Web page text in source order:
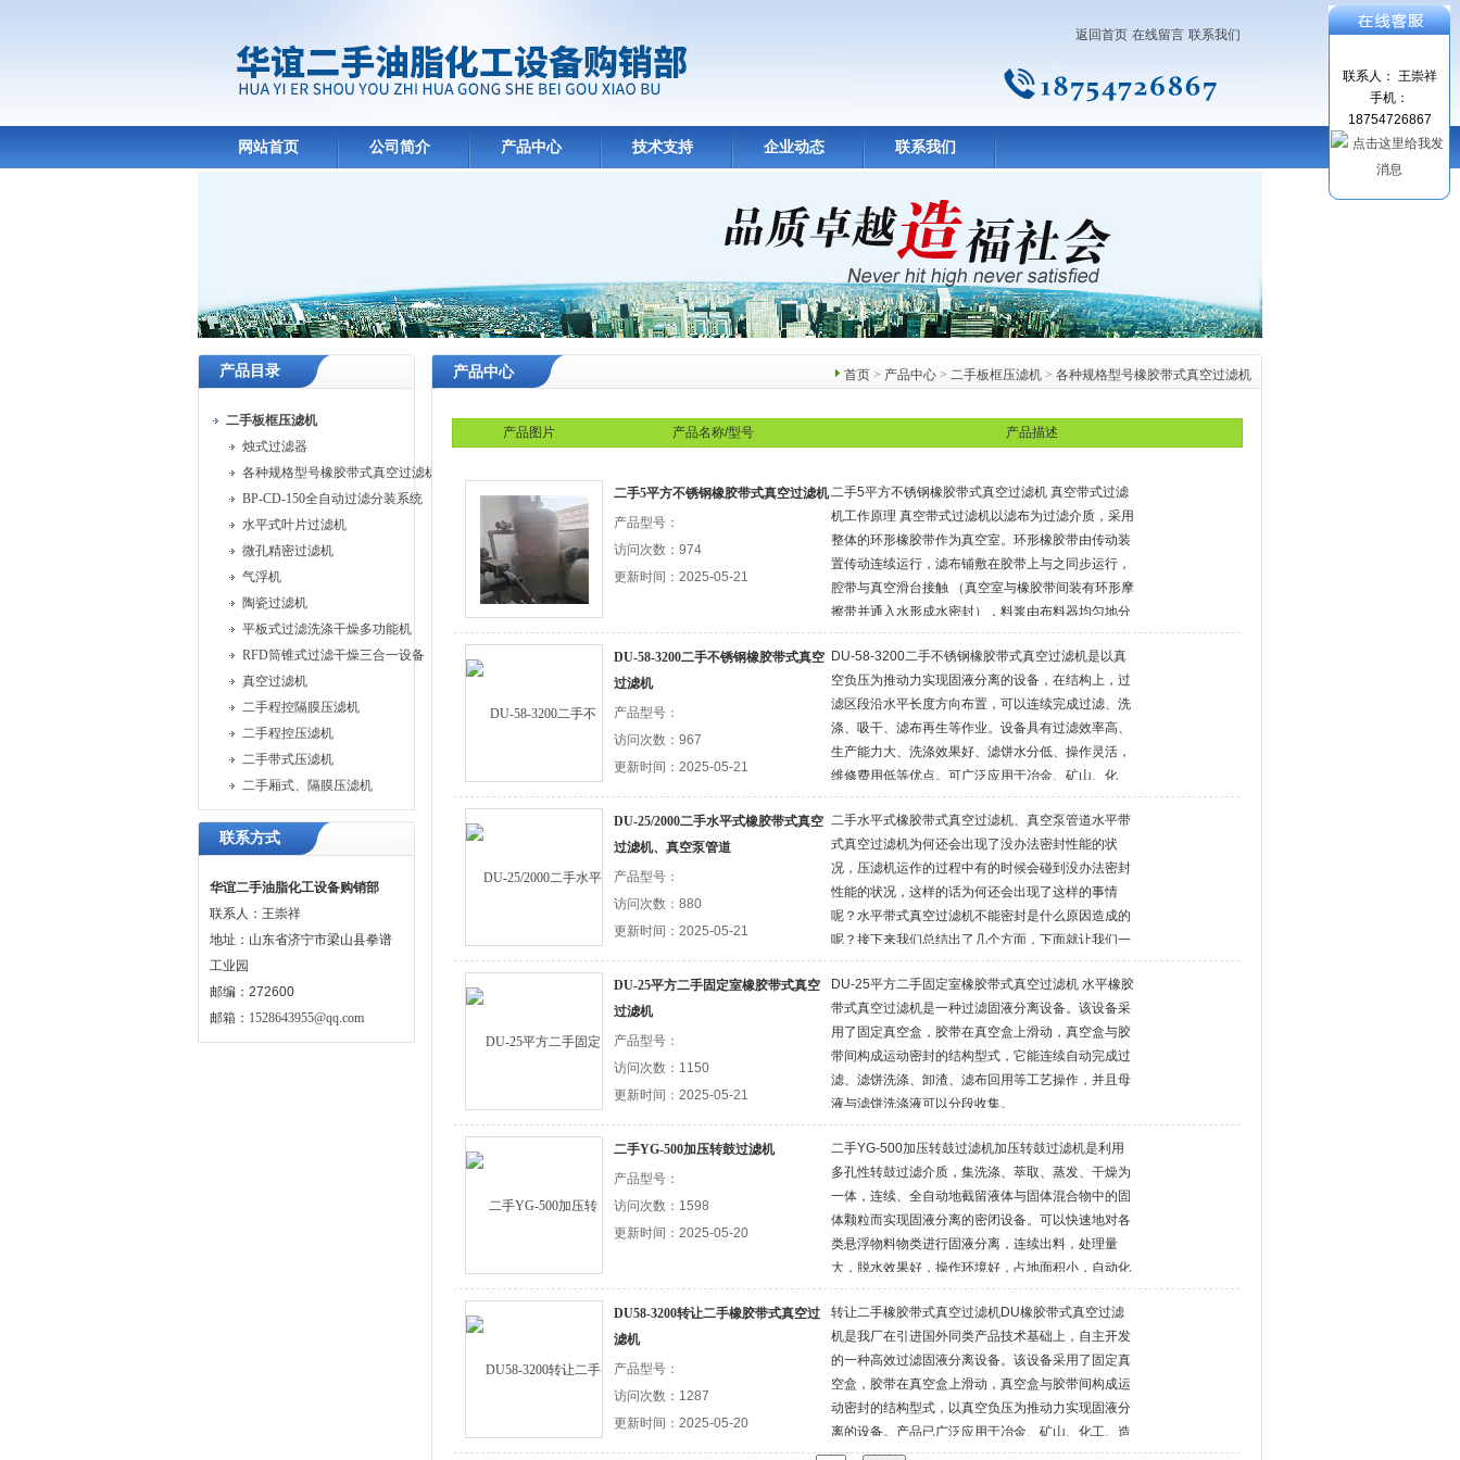
返回首页 在线留言 联系我们
网站首页 公司简介 产品中心 技术支持 企业动态 联系我们
产品目录
二手板框压滤机
烛式过滤器
各种规格型号橡胶带式真空过滤机
BP-CD-150全自动过滤分装系统
水平式叶片过滤机
微孔精密过滤机
气浮机
陶瓷过滤机
平板式过滤洗涤干燥多功能机
RFD筒锥式过滤干燥三合一设备
真空过滤机
二手程控隔膜压滤机
二手程控压滤机
二手带式压滤机
二手厢式、隔膜压滤机
联系方式
华谊二手油脂化工设备购销部
联系人：王崇祥
地址：山东省济宁市梁山县拳谱
工业园
邮编：272600
邮箱： 1528643955@qq.com
首页 > 产品中心 > 二手板框压滤机 > 各种规格型号橡胶带式真空过滤机
产品中心
产品图片 产品名称/型号 产品描述
二手5平方不锈钢橡胶带式真空过滤机
产品型号：
访问次数：974
更新时间：2025-05-21
二手5平方不锈钢橡胶带式真空过滤机 真空带式过滤
机工作原理 真空带式过滤机以滤布为过滤介质，采用
整体的环形橡胶带作为真空室。环形橡胶带由传动装
置传动连续运行，滤布铺敷在胶带上与之同步运行，
腔带与真空滑台接触 （真空室与橡胶带间装有环形摩
擦带并通入水形成水密封），料浆由布料器均匀地分
布在滤布上。当真空室接通真空系统时，在橡胶带上
形成真空抽滤区
DU-58-3200二手不锈钢橡胶带式真空
过滤机
产品型号：
访问次数：967
更新时间：2025-05-21
DU-58-3200二手不锈钢橡胶带式真空过滤机是以真
空负压为推动力实现固液分离的设备，在结构上，过
滤区段沿水平长度方向布置，可以连续完成过滤、洗
涤、吸干、滤布再生等作业。设备具有过滤效率高、
生产能力大、洗涤效果好、滤饼水分低、操作灵活，
维修费用低等优点。可广泛应用于冶金、矿山、化
工、造纸、食品、制药、环保等领域中的固液分离，
尤其在烟气脱硫中的石膏脱水方面(FGD)有良好的应
用。
DU-25/2000二手水平式橡胶带式真空
过滤机、真空泵管道
产品型号：
访问次数：880
更新时间：2025-05-21
二手水平式橡胶带式真空过滤机、真空泵管道水平带
式真空过滤机为何还会出现了没办法密封性能的状
况，压滤机运作的过程中有的时候会碰到没办法密封
性能的状况，这样的话为何还会出现了这样的事情
呢？水平带式真空过滤机不能密封是什么原因造成的
呢？接下来我们总结出了几个方面，下面就让我们一
起来了解下相关的内容吧。
DU-25平方二手固定室橡胶带式真空
过滤机
产品型号：
访问次数：1150
更新时间：2025-05-21
DU-25平方二手固定室橡胶带式真空过滤机 水平橡胶
带式真空过滤机是一种过滤固液分离设备。该设备采
用了固定真空盒，胶带在真空盒上滑动，真空盒与胶
带间构成运动密封的结构型式，它能连续自动完成过
滤、滤饼洗涤、卸渣、滤布回用等工艺操作，并且母
液与滤饼洗涤液可以分段收集。
二手YG-500加压转鼓过滤机
产品型号：
访问次数：1598
更新时间：2025-05-20
二手YG-500加压转鼓过滤机加压转鼓过滤机是利用
多孔性转鼓过滤介质，集洗涤、萃取、蒸发、干燥为
一体，连续、全自动地截留液体与固体混合物中的固
体颗粒而实现固液分离的密闭设备。可以快速地对各
类悬浮物料物类进行固液分离，连续出料，处理量
大，脱水效果好，操作环境好，占地面积小，自动化
程度高。要求。
DU58-3200转让二手橡胶带式真空过
滤机
产品型号：
访问次数：1287
更新时间：2025-05-20
转让二手橡胶带式真空过滤机DU橡胶带式真空过滤
机是我厂在引进国外同类产品技术基础上，自主开发
的一种高效过滤固液分离设备。该设备采用了固定真
空盒，胶带在真空盒上滑动，真空盒与胶带间构成运
动密封的结构型式，以真空负压为推动力实现固液分
离的设备。产品已广泛应用于冶金、矿山、化工、造
纸、食品、制药、洗煤、环保等领域中的固液分离，
联系人： 王崇祥
手机：
18754726867